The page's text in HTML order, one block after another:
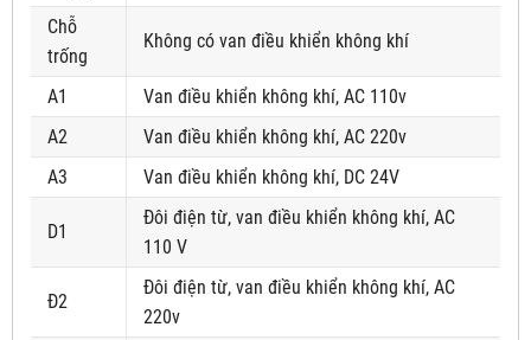
Chỗ
trống
Không có van điều khiển không khí
A1
Van điều khiển không khí, AC 110v
A2
Van điều khiển không khí, AC 220v
A3
Van điều khiển không khí, DC 24V
D1
Đôi điện từ, van điều khiển không khí, AC
110 V
Đ2
Đôi điện từ, van điều khiển không khí, AC
220v